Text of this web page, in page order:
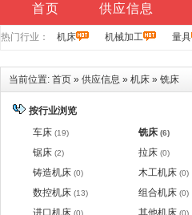
首页 供应信息
热门行业： 机床 机械加工 量具
当前位置: 首页 » 供应信息 » 机床 » 铣床
按行业浏览
车床 (19) 铣床 (6)
锯床 (2) 拉床 (0)
铸造机床 (0) 木工机床 (0)
数控机床 (13) 组合机床 (0)
进口机床 (0) 其他机床 (0)